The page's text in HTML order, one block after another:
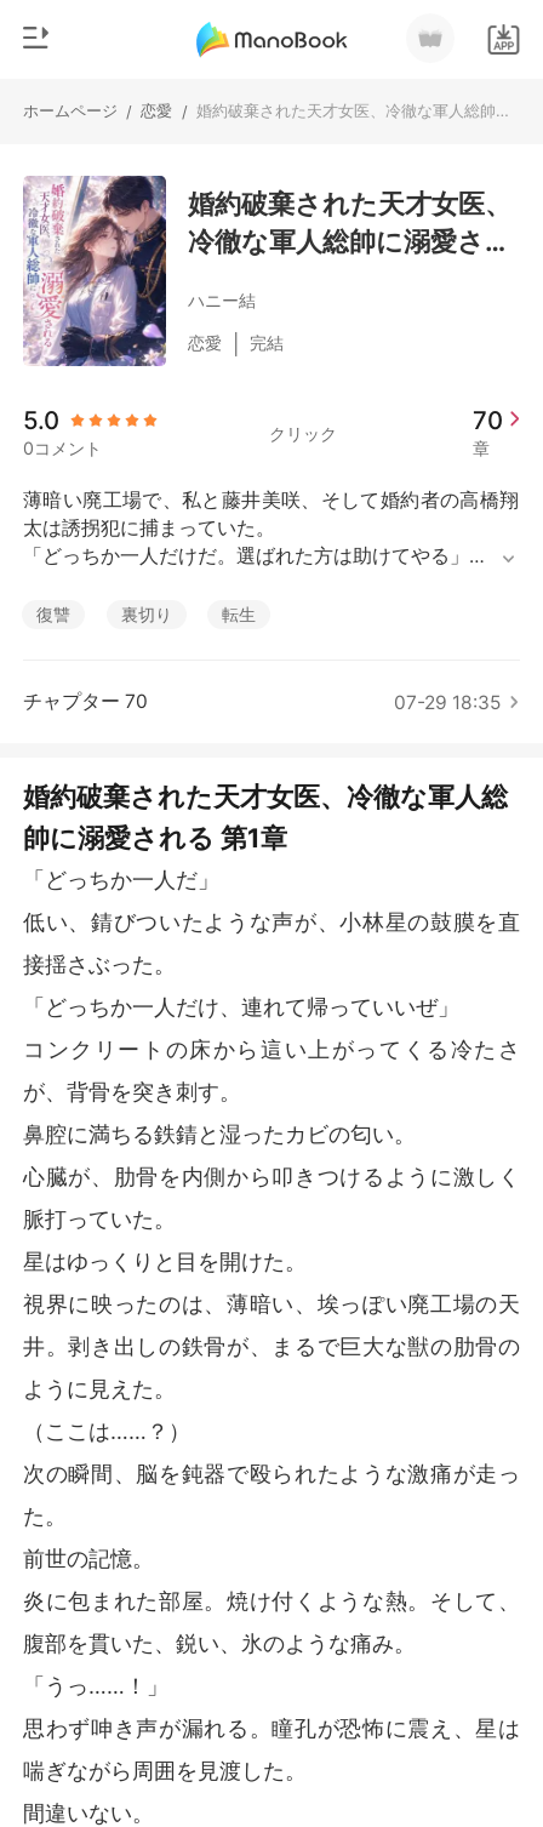
ホームページ / 恋愛 / 婚約破棄された天才女医、冷徹な軍人総帥に溺愛される
0
チャージ
閲覧履歴
ログアウトします
検索
ジャンル
都市
恋愛
人狼
マフィア
短編傑作
婚約破棄された天才女医、
冷徹な軍人総帥に溺愛され
ハニー結
恋愛 完結
5.0
0コメント
クリック 70
章
薄暗い廃工場で、私と藤井美咲、そして婚約者の高橋翔
太は誘拐犯に捕まっていた。
「どっちか一人だけだ。選ばれた方は助けてやる」
叫んだ。
えていく。
残された私は犯人に嬲られ、最後は自宅マンションで焼
き殺されたのだ。
裏切られた絶望と、皮膚が焼ける生々しい痛みが、時を
怯える私と美咲の間で視線を揺らす翔太の瞳には、救い
ようのない自己保身と卑劣さしかなかった。
母の道具として生きていたなんて。
再び三年前のあの日に戻ってきた私は、もう涙を流さな
「美咲さんを連れて行ってあげて」
驚く翔太を冷たく突き放し、私は隠し持ったガラスの破
今度こそ、誰の道具にもならない。自分の力で運命を切
り開いてやる。
復讐 裏切り 転生
チャプター 70 07-29 18:35
婚約破棄された天才女医、冷徹な軍人総
帥に溺愛される 第1章
「どっちか一人だ」
低い、錆びついたような声が、小林星の鼓膜を直
接揺さぶった。
「どっちか一人だけ、連れて帰っていいぜ」
コンクリートの床から這い上がってくる冷たさ
が、背骨を突き刺す。
鼻腔に満ちる鉄錆と湿ったカビの匂い。
心臓が、肋骨を内側から叩きつけるように激しく
脈打っていた。
星はゆっくりと目を開けた。
視界に映ったのは、薄暗い、埃っぽい廃工場の天
井。剥き出しの鉄骨が、まるで巨大な獣の肋骨の
ように見えた。
（ここは……？）
次の瞬間、脳を鈍器で殴られたような激痛が走っ
た。
前世の記憶。
炎に包まれた部屋。焼け付くような熱。そして、
腹部を貫いた、鋭い、氷のような痛み。
「うっ……！」
思わず呻き声が漏れる。瞳孔が恐怖に震え、星は
喘ぎながら周囲を見渡した。
間違いない。